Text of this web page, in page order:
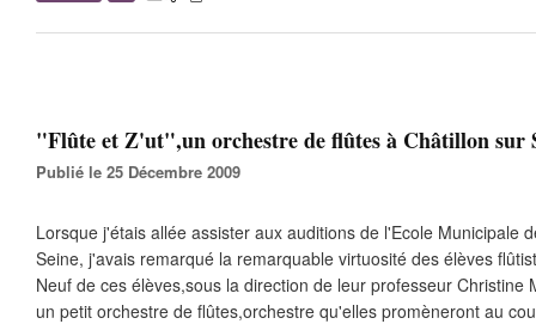
"Flûte et Z'ut",un orchestre de flûtes à Châtillon sur
Publié le 25 Décembre 2009
Lorsque j'étais allée assister aux auditions de l'Ecole Municipale
Seine, j'avais remarqué la remarquable virtuosité des élèves
Neuf de ces élèves,sous la direction de leur professeur Christine
un petit orchestre de flûtes,orchestre qu'elles promèneront au